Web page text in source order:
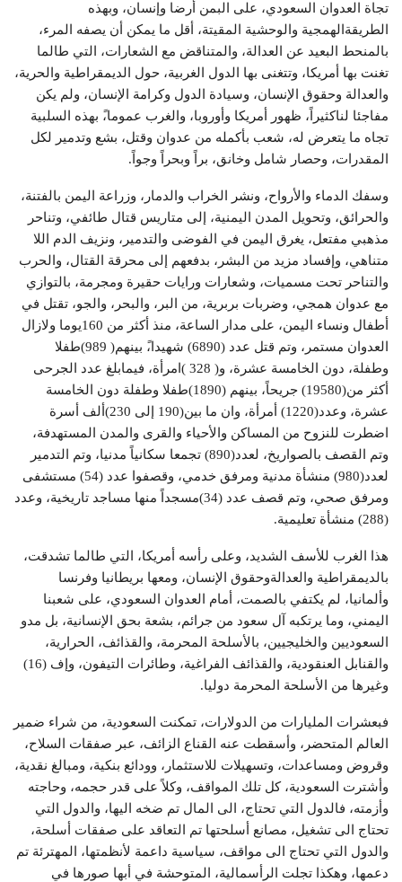
تجاة العدوان السعودي، على البمن أرضا وإنسان، وبهذه
الطريقةالهمجية والوحشية المقيتة، أقل ما يمكن أن يصفه المرء،
بالمنحط البعيد عن العدالة، والمتناقض مع الشعارات، التي طالما
تغنت بها أمريكا، وتتغنى بها الدول الغربية، حول الديمقراطية والحرية،
والعدالة وحقوق الإنسان، وسيادة الدول وكرامة الإنسان، ولم يكن
مفاجئا لناكثيراً، ظهور أمريكا وأوروبا، والغرب عموما،ً بهذه السلبية
تجاه ما يتعرض له، شعب بأكمله من عدوان وقتل، بشع وتدمير لكل
المقدرات، وحصار شامل وخانق، براً وبحراً وجواً.
وسفك الدماء والأرواح، ونشر الخراب والدمار، وزراعة اليمن بالفتنة،
والحرائق، وتحويل المدن اليمنية، إلى متاريس قتال طائفي، وتناحر
مذهبي مفتعل، يغرق اليمن في الفوضى والتدمير، ونزيف الدم اللا
متناهي، وإفساد مزيد من البشر، بدفعهم إلى محرقة القتال، والحرب
والتناحر تحت مسميات، وشعارات ورايات حقيرة ومجرمة، بالتوازي
مع عدوان همجي، وضربات بربرية، من البر، والبحر، والجو، تقتل في
أطفال ونساء اليمن، على مدار الساعة، منذ أكثر من 160يوما وﻻزال
العدوان مستمر، وتم قتل عدد (6890) شهيدا،ً بينهم( 989)طفلا
وطفلة، دون الخامسة عشرة، و( 328 )امرأة، فيمابلغ عدد الجرحى
أكثر من(19580) جريحاً، بينهم (1890)طفلا وطفلة دون الخامسة
عشرة، وعدد(1220) أمرأة، وان ما بين(190 إلى 230)ألف أسرة
اضطرت للنزوح من المساكن والأحياء والقرى والمدن المستهدفة،
وتم القصف بالصواريخ، لعدد(890) تجمعا سكانياً مدنيا، وتم التدمير
لعدد(980) منشأة مدنية ومرفق خدمي، وقصفوا عدد (54) مستشفى
ومرفق صحي، وتم قصف عدد (34)مسجداً منها مساجد تاريخية، وعدد
(288) منشأة تعليمية.
هذا الغرب للأسف الشديد، وعلى رأسه أمريكا، التي طالما تشدقت،
بالديمقراطية والعدالةوحقوق الإنسان، ومعها بريطانيا وفرنسا
وألمانيا، لم يكتفي بالصمت، أمام العدوان السعودي، على شعبنا
اليمني، وما يرتكبه آل سعود من جرائم، بشعة بحق الإنسانية، بل مدو
السعوديين والخليجيين، بالأسلحة المحرمة، والقذائف، الحرارية،
والقنابل العنقودية، والقذائف الفراغية، وطائرات التيفون، وإف (16)
وغيرها من اﻷسلحة المحرمة دوليا.
فبعشرات المليارات من الدولارات، تمكنت السعودية، من شراء ضمير
العالم المتحضر، وأسقطت عنه القناع الزائف، عبر صفقات السلاح،
وقروض ومساعدات، وتسهيلات للاستثمار، وودائع بنكية، ومبالغ نقدية،
وأشترت السعودية، كل تلك المواقف، وكلاً على قدر حجمه، وحاجته
وأزمته، فالدول التي تحتاج، الى المال تم ضخه اليها، والدول التي
تحتاج الى تشغيل، مصانع أسلحتها تم التعاقد على صفقات أسلحة،
والدول التي تحتاج الى مواقف، سياسية داعمة لأنظمتها، المهترئة تم
دعمها، وهكذا تجلت الرأسمالية، المتوحشة في أبها صورها في